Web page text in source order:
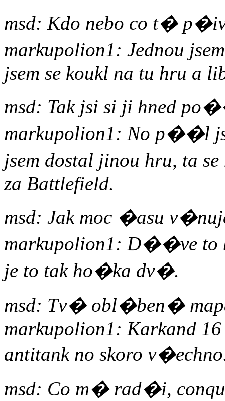
msd: Kdo nebo co t�
markupolion1: Jednou
jsem se koukl na tu hru a
msd: Tak jsi si ji hned
markupolion1: No p��l
jsem dostal jinou hru, ta
za Battlefield.
msd: Jak moc �asu
markupolion1: D��ve
je to tak ho�ka dv�.
msd: Tv� obl�ben�
markupolion1: Karkand
antitank no skoro
msd: Co m� rad�i,